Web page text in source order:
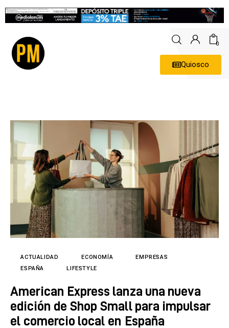
0
Quiosco
Empresas
Entrevistas
Expertos
Tecnología
Cultura
Directorio
ACTUALIDAD ECONOMÍA
EMPRESAS
ESPAÑA
LIFESTYLE
American Express lanza una nueva
edición de Shop Small para impulsar
el comercio local en España